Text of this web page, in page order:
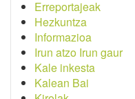
Erreportajeak
Hezkuntza
Informazioa
Irun atzo Irun gaur
Kale inkesta
Kalean Bai